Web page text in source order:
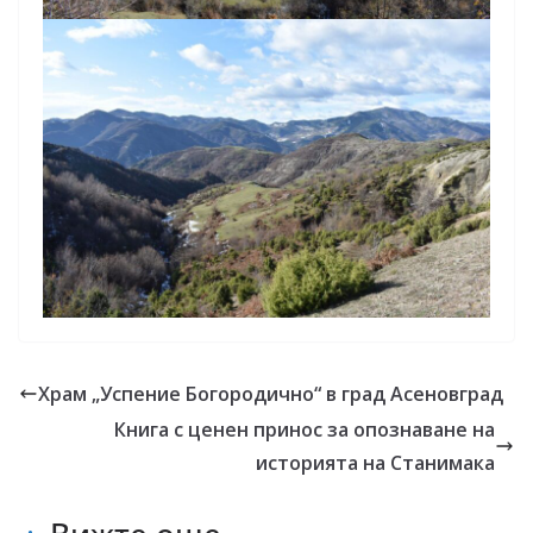
Храм „Успение Богородично“ в град Асеновград
Книга с ценен принос за опознаване на
историята на Станимака